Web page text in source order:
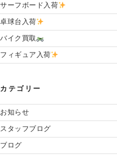
サーフボード入荷
卓球台入荷
バイク買取
フィギュア入荷
カテゴリー
お知らせ
スタッフブログ
ブログ